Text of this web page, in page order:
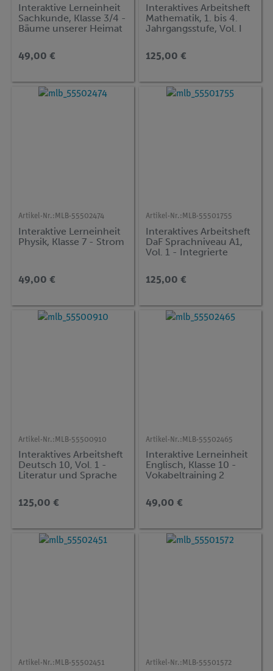
Interaktive Lerneinheit
Sachkunde, Klasse 3/4 -
Bäume unserer Heimat
49,00 €
Interaktives Arbeitsheft
Mathematik, 1. bis 4.
Jahrgangsstufe, Vol. I
125,00 €
Artikel-Nr.: MLB-55502474
Interaktive Lerneinheit
Physik, Klasse 7 - Strom
49,00 €
Artikel-Nr.: MLB-55501755
Interaktives Arbeitsheft
DaF Sprachniveau A1,
Vol. 1 - Integrierte
125,00 €
Artikel-Nr.: MLB-55500910
Interaktives Arbeitsheft
Deutsch 10, Vol. 1 -
Literatur und Sprache
125,00 €
Artikel-Nr.: MLB-55502465
Interaktive Lerneinheit
Englisch, Klasse 10 -
Vokabeltraining 2
49,00 €
Artikel-Nr.: MLB-55502451 Artikel-Nr.: MLB-55501572